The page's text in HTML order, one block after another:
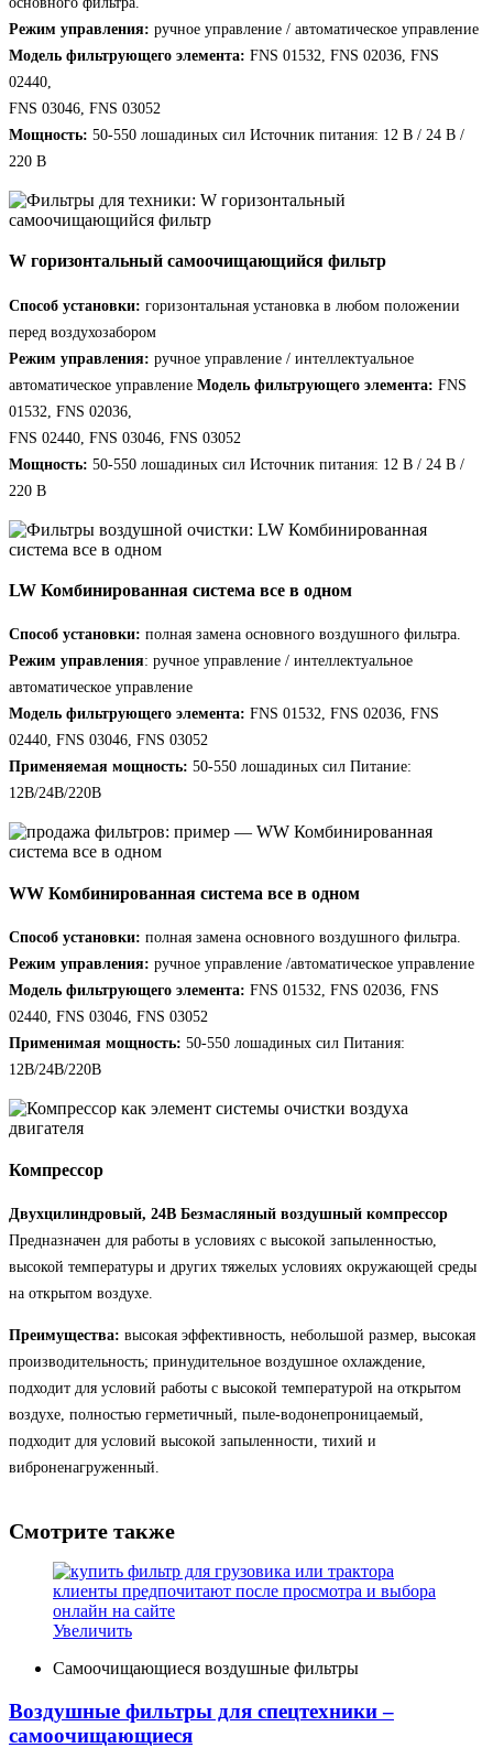
Режим управления: ручное управление / автоматическое управление
Модель фильтрующего элемента: FNS 01532, FNS 02036, FNS
02440,
FNS 03046, FNS 03052
Мощность: 50-550 лошадиных сил Источник питания: 12 В / 24 В /
220 В
W горизонтальный самоочищающийся фильтр
Способ установки: горизонтальная установка в любом положении
перед воздухозабором
Режим управления: ручное управление / интеллектуальное
автоматическое управление Модель фильтрующего элемента: FNS
01532, FNS 02036,
FNS 02440, FNS 03046, FNS 03052
Мощность: 50-550 лошадиных сил Источник питания: 12 В / 24 В /
220 В
LW Комбинированная система все в одном
Способ установки: полная замена основного воздушного фильтра.
Режим управления: ручное управление / интеллектуальное
автоматическое управление
Модель фильтрующего элемента: FNS 01532, FNS 02036, FNS
02440, FNS 03046, FNS 03052
Применяемая мощность: 50-550 лошадиных сил Питание:
12В/24В/220В
WW Комбинированная система все в одном
Способ установки: полная замена основного воздушного фильтра.
Режим управления: ручное управление /автоматическое управление
Модель фильтрующего элемента: FNS 01532, FNS 02036, FNS
02440, FNS 03046, FNS 03052
Применимая мощность: 50-550 лошадиных сил Питания:
12В/24В/220В
Компрессор
Двухцилиндровый, 24В Безмасляный воздушный компрессор
Предназначен для работы в условиях с высокой запыленностью,
высокой температуры и других тяжелых условиях окружающей среды
на открытом воздухе.
Преимущества: высокая эффективность, небольшой размер, высокая
производительность; принудительное воздушное охлаждение,
подходит для условий работы с высокой температурой на открытом
воздухе, полностью герметичный, пыле-водонепроницаемый,
подходит для условий высокой запыленности, тихий и
виброненагруженный.
Смотрите также
Увеличить
Самоочищающиеся воздушные фильтры
Воздушные фильтры для спецтехники –
самоочищающиеся